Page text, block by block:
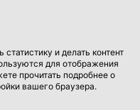
и делать контент
для отображения
прочитать подробнее о
вашего браузера.